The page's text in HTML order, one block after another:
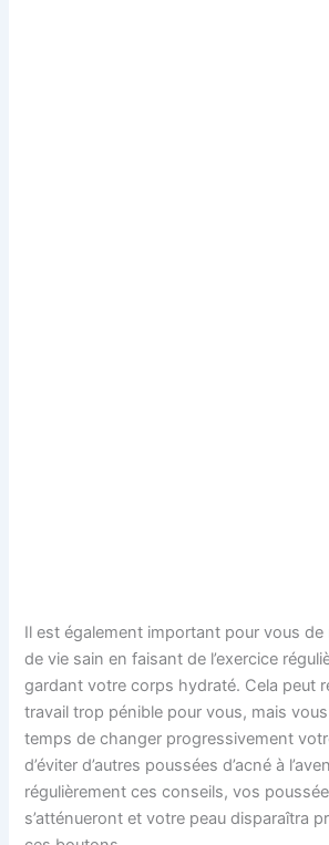
Il est également important pour vous
de vie sain en faisant de l’exercice
gardant votre corps hydraté. Cela peut
travail trop pénible pour vous, mais
temps de changer progressivement
d’éviter d’autres poussées d’acné à
régulièrement ces conseils, vos
s’atténueront et votre peau disparaîtra